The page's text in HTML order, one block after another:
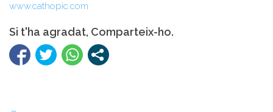
www.cathopic.com
Si t'ha agradat, Comparteix-ho.